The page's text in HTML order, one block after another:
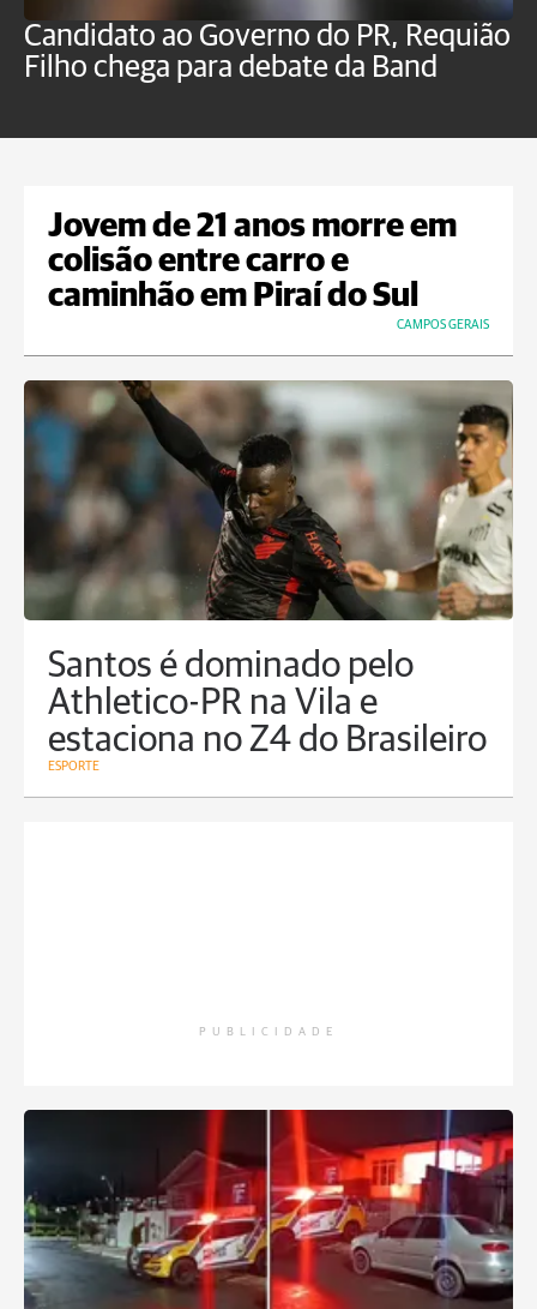
Candidato ao Governo do PR, Requião
Filho chega para debate da Band
Jovem de 21 anos morre em
colisão entre carro e
caminhão em Piraí do Sul
CAMPOS GERAIS
Santos é dominado pelo
Athletico-PR na Vila e
estaciona no Z4 do Brasileiro
ESPORTE
PUBLICIDADE